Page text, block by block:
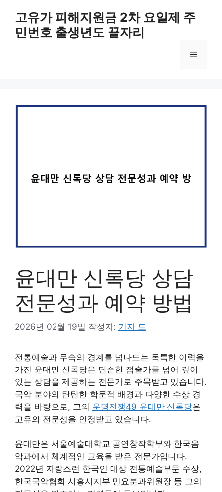
고유가 피해지원금 2차 요일제 주
민번호 출생년도 끝자리
메
윤대만 신록당 상담
전문성과 예약 방법
2026년 02월 19일 작성자: 기자 도
전통예술과 무속의 경계를 넘나드는 독특한 이력을
가진 윤대만 신록당은 단순한 점술가를 넘어 깊이
있는 상담을 제공하는 전문가로 주목받고 있습니다.
국악 분야의 탄탄한 학문적 배경과 다양한 수상 경
력을 바탕으로, 그의 운명전쟁49 윤대만 신록당은
고유의 전문성을 인정받고 있습니다.
윤대만은 서울예술대학교 공연창작학부와 한국음
악과에서 체계적인 교육을 받은 전문가입니다.
2022년 자랑스런 한국인 대상 전통예술부문 수상,
한국국악협회 시흥시지부 민요분과위원장 등 그의